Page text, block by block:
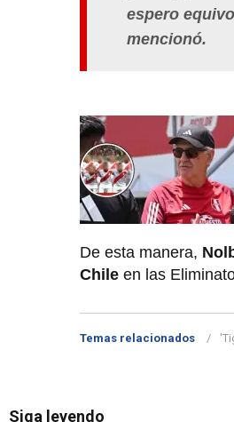
espero
mencionó.
De esta manera,
Chile en las
Temas relacionados
Siga leyendo